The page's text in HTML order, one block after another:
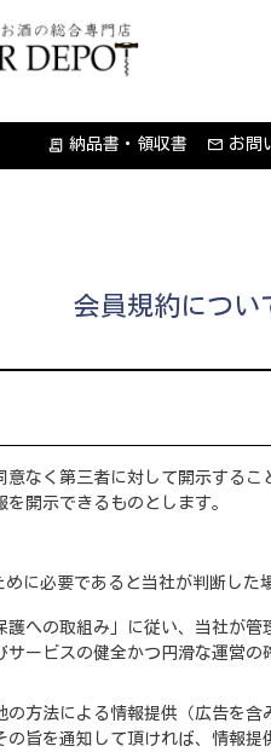
receipt_long 納品書・領収書 お問
会員規約につい
なく第三者に対して開示する
開示できるものとします。
に必要であると当社が判断した
への取組み」に従い、当社が
サービスの健全かつ円滑な運営
方法による情報提供（広告を
旨を通知して頂ければ、情報